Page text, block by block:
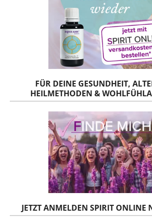
FÜR DEINE GESUNDHEIT,
HEILMETHODEN &
JETZT ANMELDEN SPIRIT ONLINE